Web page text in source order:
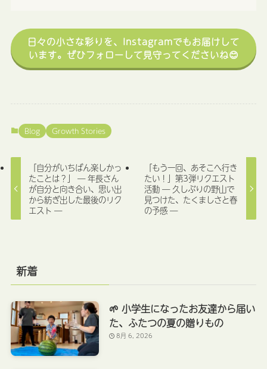
日々の小さな彩りを、Instagramでもお届けして
います。ぜひフォローして見守ってくださいね😊
Blog Growth Stories
「自分がいちばん楽しかっ
たことは？」 ― 年長さん
が自分と向き合い、思い出
から紡ぎ出した最後のリク
エスト ―
「もう一回、あそこへ行き
たい！」第3弾リクエスト
活動 ― 久しぶりの野山で
見つけた、たくましさと春
の予感 ―
新着
🌱 小学生になったお友達から届い
た、ふたつの夏の贈りもの
8月 6, 2026